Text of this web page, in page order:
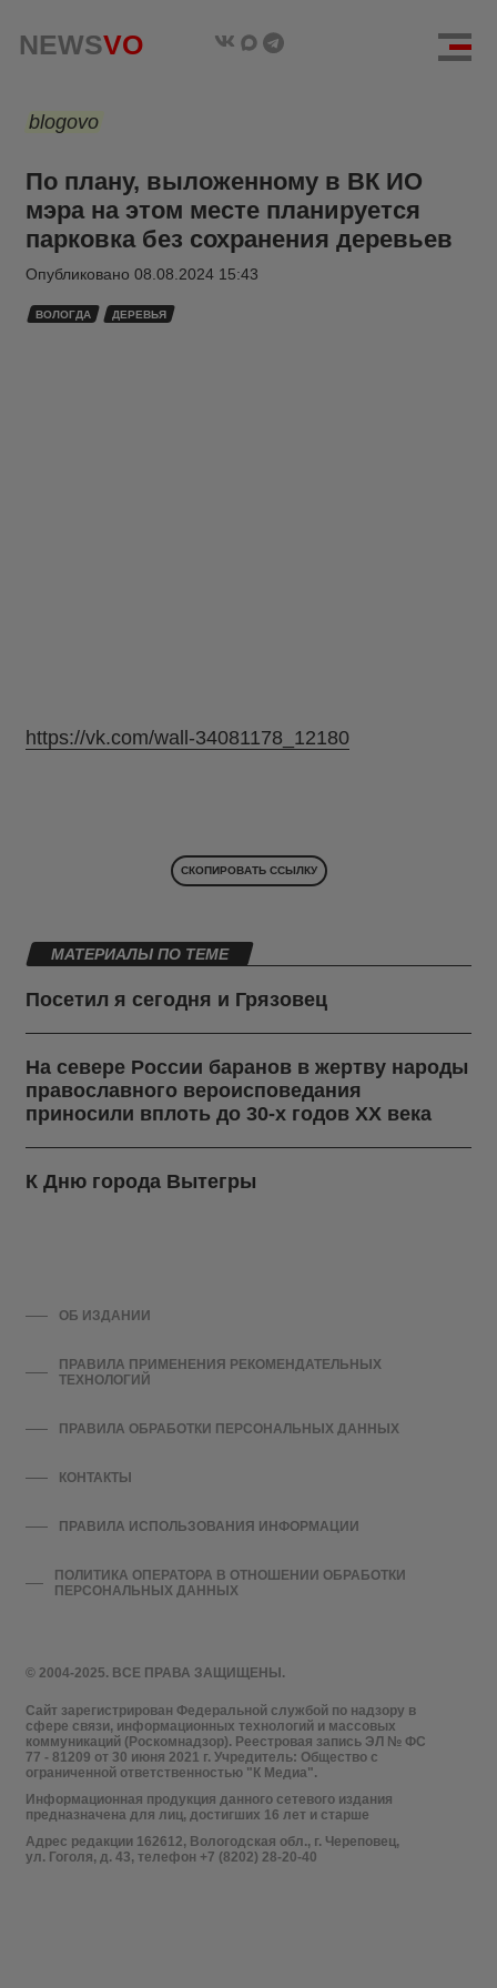
NEWSVO
blogovo
По плану, выложенному в ВК ИО
мэра на этом месте планируется
парковка без сохранения деревьев
Опубликовано 08.08.2024 15:43
ВОЛОГДА ДЕРЕВЬЯ
https://vk.com/wall-34081178_12180
СКОПИРОВАТЬ ССЫЛКУ
МАТЕРИАЛЫ ПО ТЕМЕ
Посетил я сегодня и Грязовец
На севере России баранов в жертву народы
православного вероисповедания
приносили вплоть до 30-х годов ХХ века
К Дню города Вытегры
© 2004-2025. ВСЕ ПРАВА ЗАЩИЩЕНЫ.
Сайт зарегистрирован Федеральной службой по надзору в
сфере связи, информационных технологий и массовых
коммуникаций (Роскомнадзор). Реестровая запись ЭЛ № ФС
77 - 81209 от 30 июня 2021 г. Учредитель: Общество с
ограниченной ответственностью "К Медиа".
Информационная продукция данного сетевого издания
предназначена для лиц, достигших 16 лет и старше
Адрес редакции 162612, Вологодская обл., г. Череповец,
ул. Гоголя, д. 43, телефон +7 (8202) 28-20-40
ОБ ИЗДАНИИ
ПРАВИЛА ПРИМЕНЕНИЯ РЕКОМЕНДАТЕЛЬНЫХ
ТЕХНОЛОГИЙ
ПРАВИЛА ОБРАБОТКИ ПЕРСОНАЛЬНЫХ ДАННЫХ
КОНТАКТЫ
ПРАВИЛА ИСПОЛЬЗОВАНИЯ ИНФОРМАЦИИ
ПОЛИТИКА ОПЕРАТОРА В ОТНОШЕНИИ ОБРАБОТКИ
ПЕРСОНАЛЬНЫХ ДАННЫХ